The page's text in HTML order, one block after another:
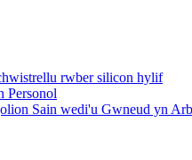
rwber silicon hylif
Personol
Sain wedi'u Gwneud yn